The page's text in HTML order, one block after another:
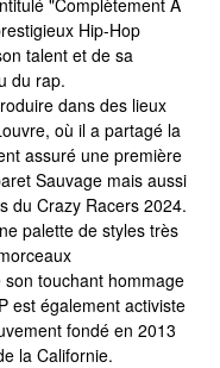
"Complètement A
Hip-Hop
talent et de sa
du rap.
dans des lieux
où il a partagé la
assuré une première
Sauvage mais aussi
du Crazy Racers 2024.
palette de styles très
touchant hommage
est également activiste
fondé en 2013
la Californie.